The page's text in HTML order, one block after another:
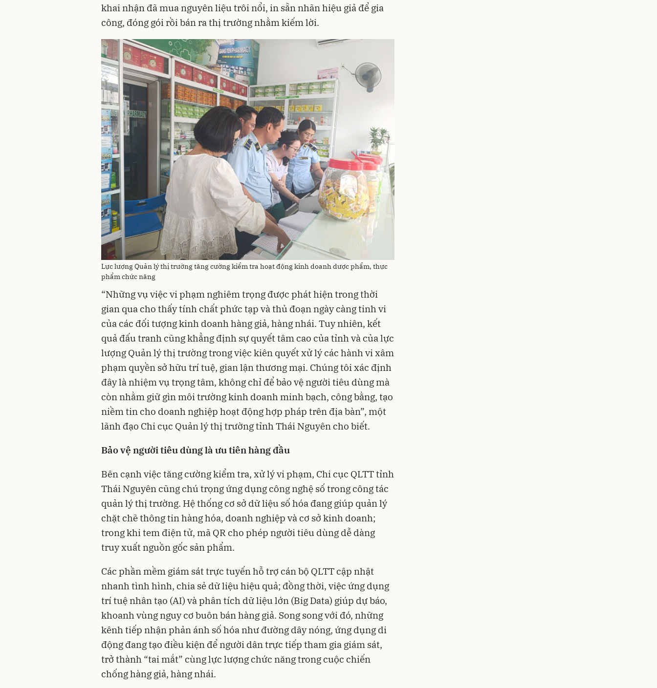
khai nhận đã mua nguyên liệu trôi nổi, in sẵn nhãn hiệu giả để gia
công, đóng gói rồi bán ra thị trường nhằm kiếm lời.
Lực lượng Quản lý thị trường tăng cường kiểm tra hoạt động kinh doanh dược phẩm, thực
phẩm chức năng
“Những vụ việc vi phạm nghiêm trọng được phát hiện trong thời
gian qua cho thấy tính chất phức tạp và thủ đoạn ngày càng tinh vi
của các đối tượng kinh doanh hàng giả, hàng nhái. Tuy nhiên, kết
quả đấu tranh cũng khẳng định sự quyết tâm cao của tỉnh và của lực
lượng Quản lý thị trường trong việc kiên quyết xử lý các hành vi xâm
phạm quyền sở hữu trí tuệ, gian lận thương mại. Chúng tôi xác định
đây là nhiệm vụ trọng tâm, không chỉ để bảo vệ người tiêu dùng mà
còn nhằm giữ gìn môi trường kinh doanh minh bạch, công bằng, tạo
niềm tin cho doanh nghiệp hoạt động hợp pháp trên địa bàn”, một
lãnh đạo Chi cục Quản lý thị trường tỉnh Thái Nguyên cho biết.
Bảo vệ người tiêu dùng là ưu tiên hàng đầu
Bên cạnh việc tăng cường kiểm tra, xử lý vi phạm, Chi cục QLTT tỉnh
Thái Nguyên cũng chú trọng ứng dụng công nghệ số trong công tác
quản lý thị trường. Hệ thống cơ sở dữ liệu số hóa đang giúp quản lý
chặt chẽ thông tin hàng hóa, doanh nghiệp và cơ sở kinh doanh;
trong khi tem điện tử, mã QR cho phép người tiêu dùng dễ dàng
truy xuất nguồn gốc sản phẩm.
Các phần mềm giám sát trực tuyến hỗ trợ cán bộ QLTT cập nhật
nhanh tình hình, chia sẻ dữ liệu hiệu quả; đồng thời, việc ứng dụng
trí tuệ nhân tạo (AI) và phân tích dữ liệu lớn (Big Data) giúp dự báo,
khoanh vùng nguy cơ buôn bán hàng giả. Song song với đó, những
kênh tiếp nhận phản ánh số hóa như đường dây nóng, ứng dụng di
động đang tạo điều kiện để người dân trực tiếp tham gia giám sát,
trở thành “tai mắt” cùng lực lượng chức năng trong cuộc chiến
chống hàng giả, hàng nhái.